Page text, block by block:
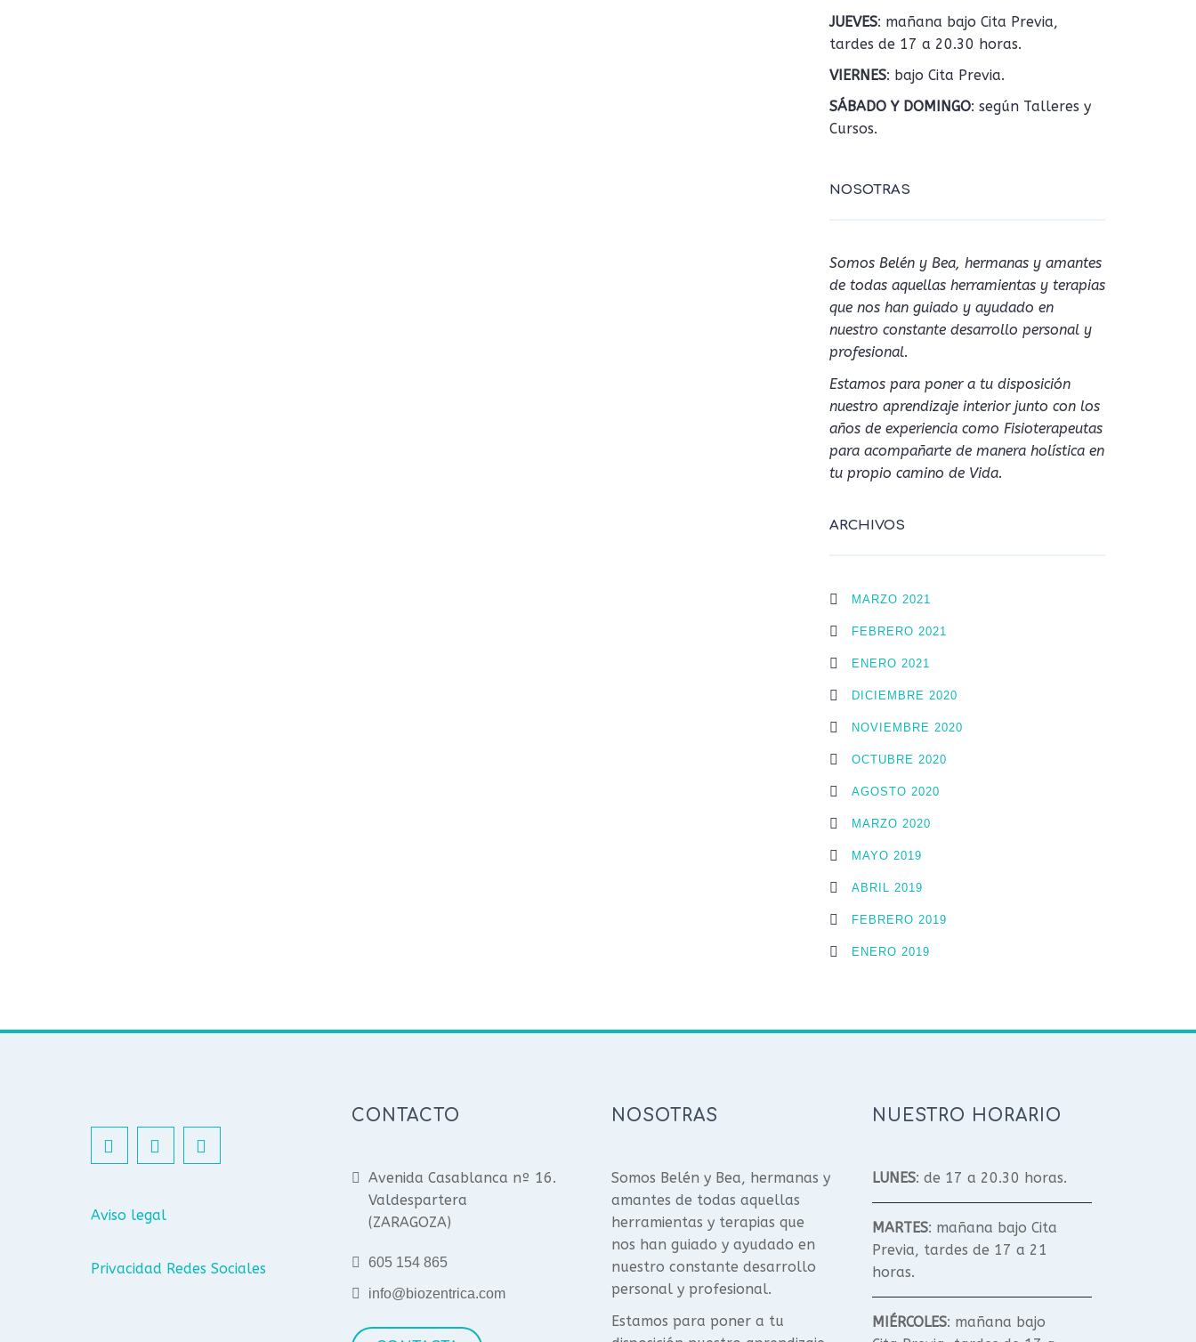
JUEVES: mañana bajo Cita Previa,
tardes de 17 a 20.30 horas.
VIERNES: bajo Cita Previa.
SÁBADO Y DOMINGO: según Talleres y
Cursos.
NOSOTRAS
Somos Belén y Bea, hermanas y amantes
de todas aquellas herramientas y terapias
que nos han guiado y ayudado en
nuestro constante desarrollo personal y
profesional.
Estamos para poner a tu disposición
nuestro aprendizaje interior junto con los
años de experiencia como Fisioterapeutas
para acompañarte de manera holística en
tu propio camino de Vida.
ARCHIVOS
MARZO 2021
FEBRERO 2021
ENERO 2021
DICIEMBRE 2020
NOVIEMBRE 2020
OCTUBRE 2020
AGOSTO 2020
MARZO 2020
MAYO 2019
ABRIL 2019
FEBRERO 2019
ENERO 2019
Aviso legal
Privacidad Redes Sociales
CONTACTO
Avenida Casablanca nº 16.
Valdespartera
(ZARAGOZA)
605 154 865
info@biozentrica.com
NOSOTRAS
Somos Belén y Bea, hermanas y
amantes de todas aquellas
herramientas y terapias que
nos han guiado y ayudado en
nuestro constante desarrollo
personal y profesional.
Estamos para poner a tu
NUESTRO HORARIO
LUNES: de 17 a 20.30 horas.
MARTES: mañana bajo Cita
Previa, tardes de 17 a 21
horas.
MIÉRCOLES: mañana bajo